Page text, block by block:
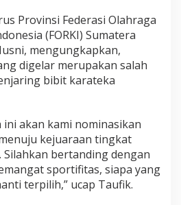
Provinsi Federasi Olahraga
(FORKI) Sumatera
mengungkapkan,
digelar merupakan salah
bibit karateka
ini akan kami nominasikan
kejuaraan tingkat
Silahkan bertanding dengan
sportifitas, siapa yang
terpilih,” ucap Taufik.